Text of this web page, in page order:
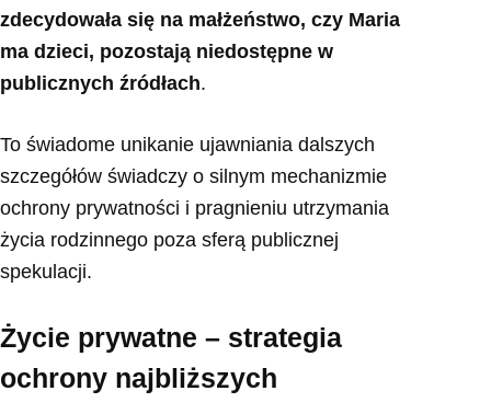
zdecydowała się na małżeństwo, czy Maria
ma dzieci, pozostają niedostępne w
publicznych źródłach.
To świadome unikanie ujawniania dalszych
szczegółów świadczy o silnym mechanizmie
ochrony prywatności i pragnieniu utrzymania
życia rodzinnego poza sferą publicznej
spekulacji.
Życie prywatne – strategia
ochrony najbliższych